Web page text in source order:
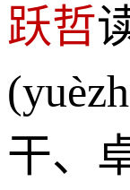
跃哲
干、